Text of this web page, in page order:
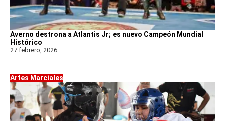
Averno destrona a Atlantis Jr; es nuevo Campeón Mundial
Histórico
27 febrero, 2026
Artes Marciales